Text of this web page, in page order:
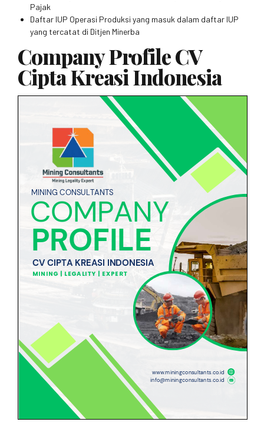
Pajak
Daftar IUP Operasi Produksi yang masuk dalam daftar IUP
yang tercatat di Ditjen Minerba
Company Profile CV
Cipta Kreasi Indonesia